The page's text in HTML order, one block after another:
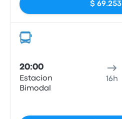
$ 69.253
20:00
Estacion
Bimodal
16h